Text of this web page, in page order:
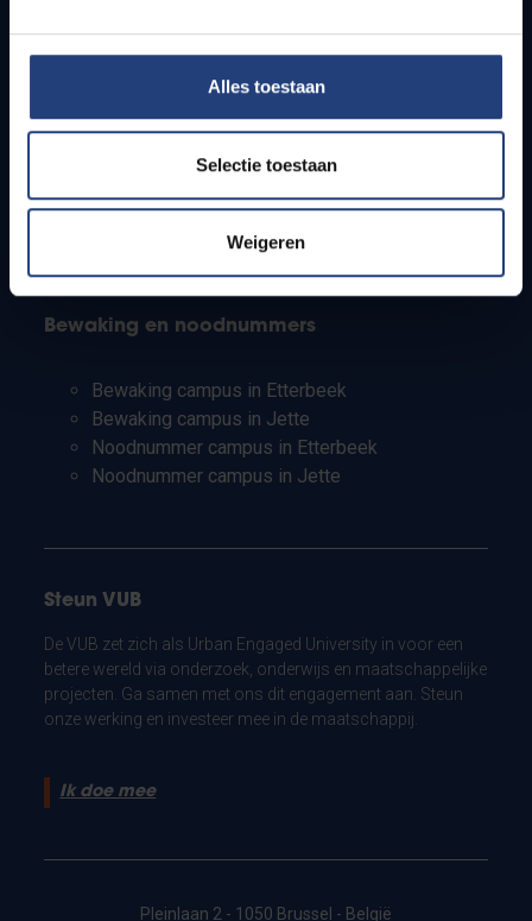
Alles toestaan
Selectie toestaan
Weigeren
Studenten
PhD-studenten
Leerkrachten en secundaire scholen
Bewaking en noodnummers
Bewaking campus in Etterbeek
Bewaking campus in Jette
Noodnummer campus in Etterbeek
Noodnummer campus in Jette
Steun VUB
De VUB zet zich als Urban Engaged University in voor een
betere wereld via onderzoek, onderwijs en maatschappelijke
projecten. Ga samen met ons dit engagement aan. Steun
onze werking en investeer mee in de maatschappij.
Ik doe mee
Pleinlaan 2 - 1050 Brussel - België